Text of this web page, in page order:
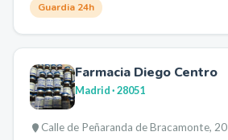
Guardia 24h
Farmacia Diego Centro
Madrid· 28051
Calle de Peñaranda de Bracamonte, 20